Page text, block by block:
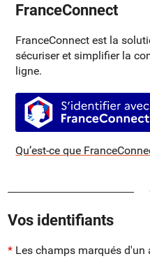
FranceConnect
FranceConnect est la
sécuriser et simplifier la
ligne.
S’identifier avec
Qu’est-ce que
Vos identifiants
Les champs marqués
*